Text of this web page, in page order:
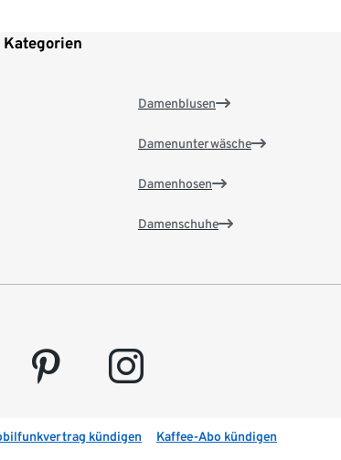
Kategorien
Damenblusen
Damenunterwäsche
Damenhosen
Damenschuhe
pinterest instagram
kündigen Kaffee-Abo kündigen